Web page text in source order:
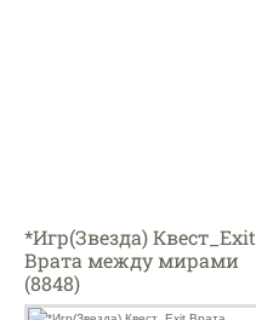
*Игр(Звезда) Квест_Exit
Врата между мирами
(8848)